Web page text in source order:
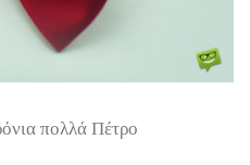
πολλά Πέτρο